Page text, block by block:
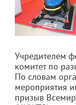
Учредителем
комитет по
По словам
мероприятия
призыв